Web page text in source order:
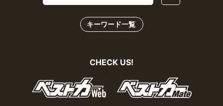
キーワード一覧
CHECK US!